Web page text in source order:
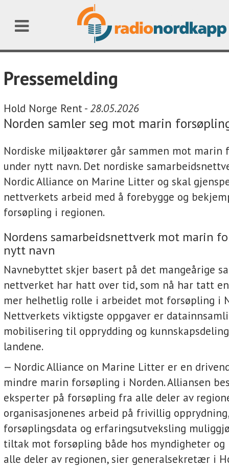
Pressemelding
Hold Norge Rent -28.05.2026
Norden samler seg mot marin
Nordiske miljøaktører går sammen mot marin
under nytt navn. Det nordiske
Nordic Alliance on Marine Litter og skal
nettverkets arbeid med å forebygge og
forsøpling i regionen.
Nordens samarbeidsnettverk mot marin
nytt navn
Navnebyttet skjer basert på det mangeårige
nettverket har hatt over tid, som nå har tatt
mer helhetlig rolle i arbeidet mot forsøpling i
Nettverkets viktigste oppgaver er
mobilisering til opprydding og
landene.
— Nordic Alliance on Marine Litter er en
mindre marin forsøpling i Norden. Alliansen
eksperter på forsøpling fra alle deler av
organisasjonenes arbeid på frivillig opprydning,
forsøplingsdata og erfaringsutveksling
tiltak mot forsøpling både hos myndigheter
alle deler av regionen, sier generalsekretær i